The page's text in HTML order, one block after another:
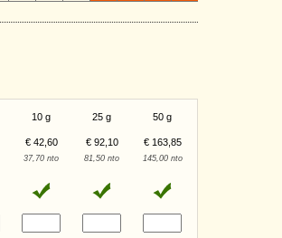
10 g 25 g 50 g
€ 42,60 € 92,10 € 163,85
37,70 nto 81,50 nto 145,00 nto